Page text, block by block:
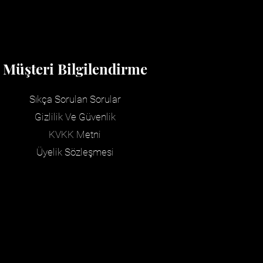
Müşteri Bilgilendirme
Sıkça Sorulan Sorular
Gizlilik Ve Güvenlik
KVKK Metni
Üyelik Sözleşmesi